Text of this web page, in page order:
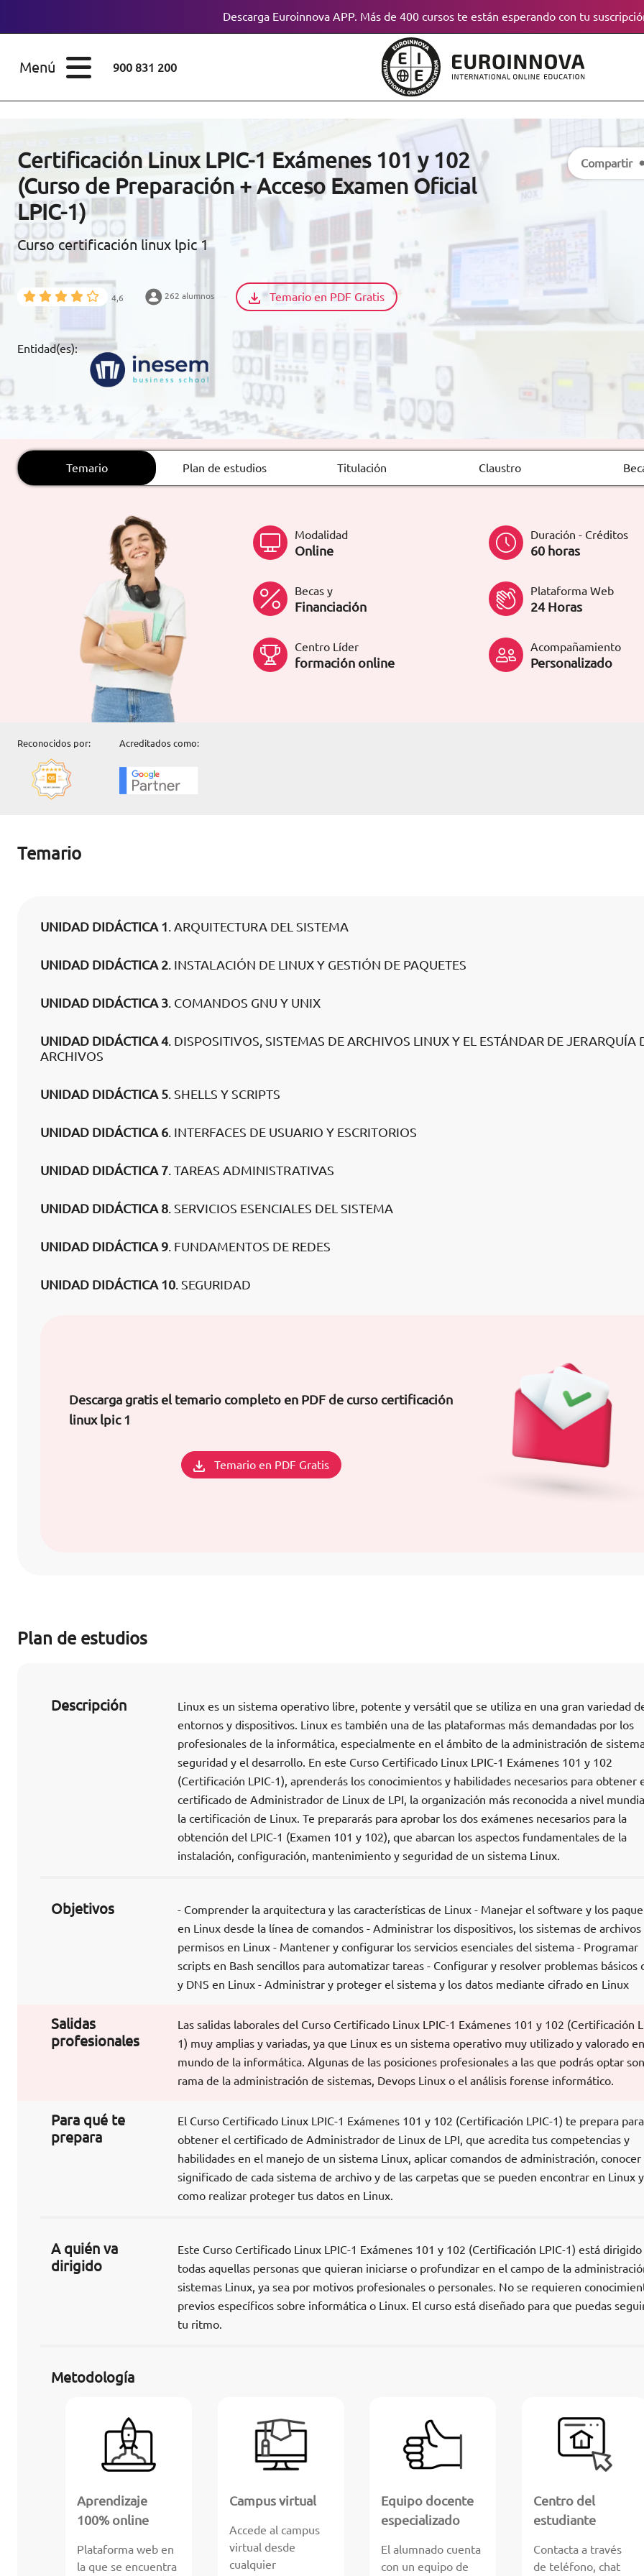
Descarga Euroinnova APP. Más de 400 cursos te están esperando con tu
Menú 900 831 200
CONOCE EUROINNOVA
BECAS Y
FINANCIACIÓN
RECURSOS
EDUCATIVOS
ARTÍCULOS
ORIENTACIÓN
LABORAL
CONTACTO
(+34)958 050 200(gratuito en
formacion@euroinnova.com
TRABAJA CON NOSOTROS
ESTUDIOS
Doctorados
Maestría
Certificados de
Certificación Linux LPIC-1 Exámenes 101 y 102
(Curso de Preparación + Acceso Examen Oficial
LPIC-1)
Curso certificación linux lpic 1
4,6 262 alumnos Temario en PDF Gratis
Entidad(es):
Compartir
Temario Plan de estudios Titulación Claustro
Modalidad
Online
Duración - Créditos
60 horas
Becas y
Financiación
Plataforma Web
24 Horas
Centro Líder
formación online
Acompañamiento
Personalizado
Reconocidos por: Acreditados como:
Temario
UNIDAD DIDÁCTICA 1. ARQUITECTURA DEL SISTEMA
UNIDAD DIDÁCTICA 2. INSTALACIÓN DE LINUX Y GESTIÓN DE PAQUETES
UNIDAD DIDÁCTICA 3. COMANDOS GNU Y UNIX
UNIDAD DIDÁCTICA 4. DISPOSITIVOS, SISTEMAS DE ARCHIVOS LINUX Y EL ESTÁNDAR DE JERARQUÍA
ARCHIVOS
UNIDAD DIDÁCTICA 5. SHELLS Y SCRIPTS
UNIDAD DIDÁCTICA 6. INTERFACES DE USUARIO Y ESCRITORIOS
UNIDAD DIDÁCTICA 7. TAREAS ADMINISTRATIVAS
UNIDAD DIDÁCTICA 8. SERVICIOS ESENCIALES DEL SISTEMA
UNIDAD DIDÁCTICA 9. FUNDAMENTOS DE REDES
UNIDAD DIDÁCTICA 10. SEGURIDAD
Descarga gratis el temario completo en PDF de curso certificación
linux lpic 1
Temario en PDF Gratis
Plan de estudios
Descripción
Linux es un sistema operativo libre, potente y versátil que se utiliza en una gran variedad
entornos y dispositivos. Linux es también una de las plataformas más demandadas por los
profesionales de la informática, especialmente en el ámbito de la administración de
seguridad y el desarrollo. En este Curso Certificado Linux LPIC-1 Exámenes 101 y 102
(Certificación LPIC-1), aprenderás los conocimientos y habilidades necesarios para obtener
certificado de Administrador de Linux de LPI, la organización más reconocida a nivel
la certificación de Linux. Te prepararás para aprobar los dos exámenes necesarios para la
obtención del LPIC-1 (Examen 101 y 102), que abarcan los aspectos fundamentales de la
instalación, configuración, mantenimiento y seguridad de un sistema Linux.
Objetivos
- Comprender la arquitectura y las características de Linux - Manejar el software y los
en Linux desde la línea de comandos - Administrar los dispositivos, los sistemas de archivos
permisos en Linux - Mantener y configurar los servicios esenciales del sistema - Programar
scripts en Bash sencillos para automatizar tareas - Configurar y resolver problemas básicos
y DNS en Linux - Administrar y proteger el sistema y los datos mediante cifrado en Linux
Salidas
profesionales
Las salidas laborales del Curso Certificado Linux LPIC-1 Exámenes 101 y 102 (Certificación
1) muy amplias y variadas, ya que Linux es un sistema operativo muy utilizado y valorado
mundo de la informática. Algunas de las posiciones profesionales a las que podrás optar
rama de la administración de sistemas, Devops Linux o el análisis forense informático.
Para qué te
prepara
El Curso Certificado Linux LPIC-1 Exámenes 101 y 102 (Certificación LPIC-1) te prepara para
obtener el certificado de Administrador de Linux de LPI, que acredita tus competencias y
habilidades en el manejo de un sistema Linux, aplicar comandos de administración, conocer
significado de cada sistema de archivo y de las carpetas que se pueden encontrar en Linux y
como realizar proteger tus datos en Linux.
A quién va
dirigido
Este Curso Certificado Linux LPIC-1 Exámenes 101 y 102 (Certificación LPIC-1) está dirigido
todas aquellas personas que quieran iniciarse o profundizar en el campo de la
sistemas Linux, ya sea por motivos profesionales o personales. No se requieren
previos específicos sobre informática o Linux. El curso está diseñado para que puedas
tu ritmo.
Metodología
Aprendizaje
100% online
Plataforma web en
la que se encuentra
Campus virtual
Accede al campus
virtual desde
cualquier
Equipo docente
especializado
El alumnado cuenta
con un equipo de
Centro del
estudiante
Contacta a través
de teléfono, chat